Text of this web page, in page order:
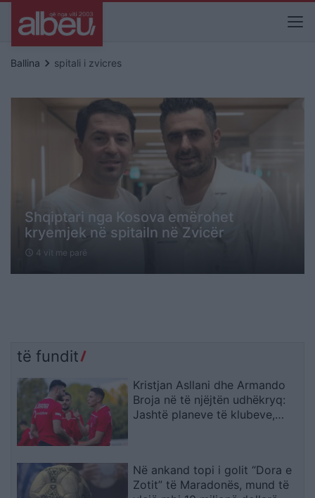
Ballina keyboard_arrow_right spitali i zvicres
Shqiptari nga Kosova emërohet
kryemjek në spitailn në Zvicër
schedule 4 vit me parë
të fundit
Kristjan Asllani dhe Armando
Broja në të njëjtën udhëkryq:
Jashtë planeve të klubeve,
Në ankand topi i golit “Dora e
Zotit” të Maradonës, mund të